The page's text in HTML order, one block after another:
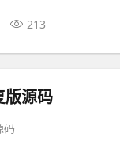
213
版源码
码